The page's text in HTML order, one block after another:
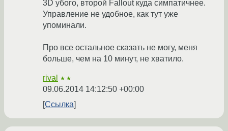
3D убого, второй Fallout куда симпатичнее.
Управление не удобное, как тут уже
упоминали.
Про все остальное сказать не могу, меня
больше, чем на 10 минут, не хватило.
rival ★★
09.06.2014 14:12:50 +00:00
Ссылка